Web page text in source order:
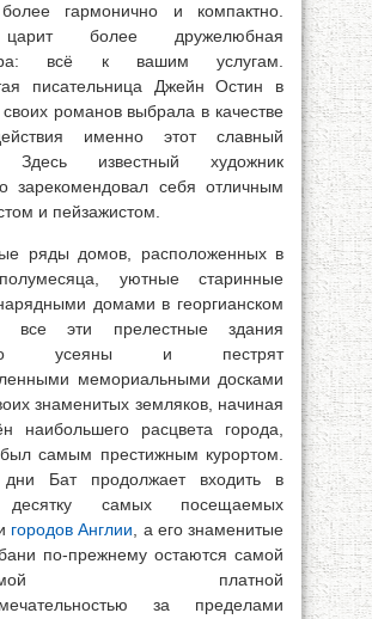
гармонично и компактно.
более дружелюбная
всё к вашим услугам.
писательница Джейн Остин в
романов выбрала в качестве
именно этот славный
Здесь известный художник
зарекомендовал себя отличным
и пейзажистом.
ряды домов, расположенных в
уютные старинные
домами в георгианском
все эти прелестные здания
усеяны и пестрят
мемориальными досками
знаменитых земляков, начиная
наибольшего расцвета города,
был самым престижным курортом.
Бат продолжает входить в
десятку самых посещаемых
городов Англии, а его знаменитые
по-прежнему остаются самой
платной
за пределами